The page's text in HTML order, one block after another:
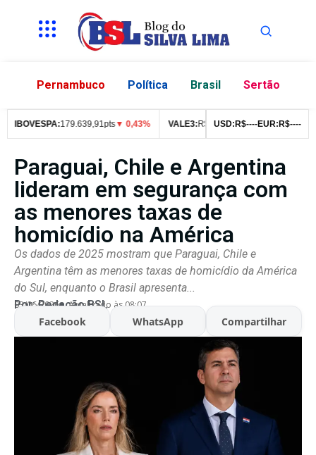
Pernambuco Política Brasil Sertão
IBOVESPA:179.639,91pts▼ 0,43% VALE3:R$76,99▼ 2,49% ITUB4:R$
USD: R$----EUR: R$----
Paraguai, Chile e Argentina
lideram em segurança com
as menores taxas de
homicídio na América
Os dados de 2025 mostram que Paraguai, Chile e
Argentina têm as menores taxas de homicídio da América
do Sul, enquanto o Brasil apresenta...
Por:Redação BSL
03/06/2026 Atualizado às 08:07
Facebook WhatsApp Compartilhar